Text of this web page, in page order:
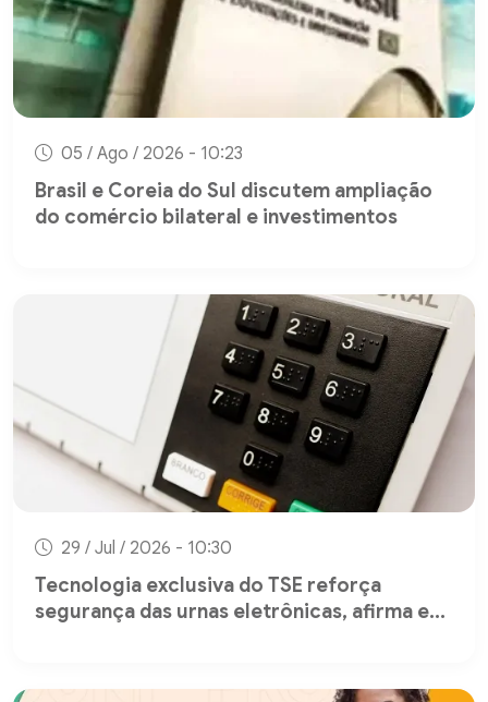
05 / Ago / 2026 - 10:23
Brasil e Coreia do Sul discutem ampliação
do comércio bilateral e investimentos
29 / Jul / 2026 - 10:30
Tecnologia exclusiva do TSE reforça
segurança das urnas eletrônicas, afirma e...